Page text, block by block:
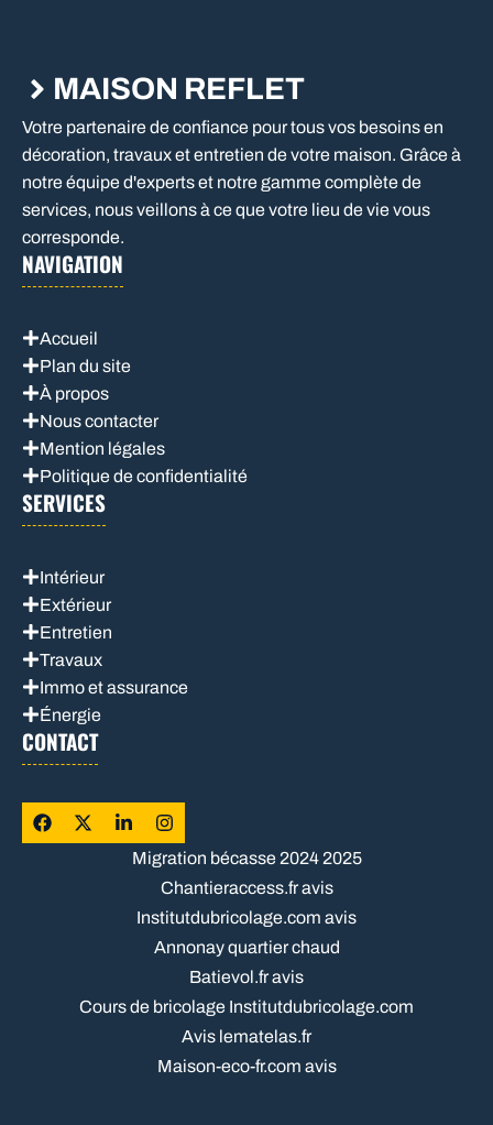
MAISON REFLET
Votre partenaire de confiance pour tous vos besoins en
décoration, travaux et entretien de votre maison. Grâce à
notre équipe d'experts et notre gamme complète de
services, nous veillons à ce que votre lieu de vie vous
corresponde.
NAVIGATION
Accueil
Plan du site
À propos
Nous contacter
Mention légales
Politique de confidentialité
SERVICES
Intérieur
Extérieur
Entretien
Travaux
Immo et assurance
Énergie
CONTACT
Migration bécasse 2024 2025
Chantieraccess.fr avis
Institutdubricolage.com avis
Annonay quartier chaud
Batievol.fr avis
Cours de bricolage Institutdubricolage.com
Avis lematelas.fr
Maison-eco-fr.com avis